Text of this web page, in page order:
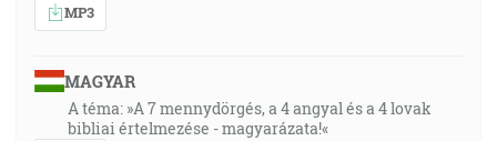
MP3
MAGYAR
A téma: »A 7 mennydörgés, a 4 angyal és a 4 lovak
bibliai értelmezése - magyarázata!«